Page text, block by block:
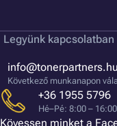
Legyünk kapcsolatban
info@tonerpartners.hu
Következő munkanapon
+36 1955 5796
Hé–Pé: 8:00 – 16:00
Kövessen minket a